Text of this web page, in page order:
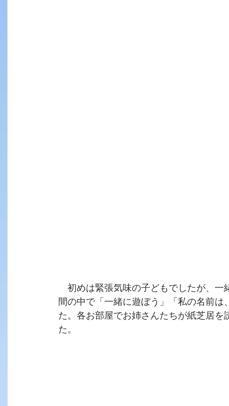
初めは緊張気味の子どもでしたが、一
間の中で「一緒に遊ぼう」「私の名前
た。各お部屋でお姉さんたちが紙芝居
た。